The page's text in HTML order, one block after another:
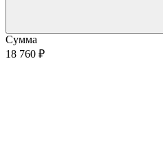
Сумма
18 760 ₽